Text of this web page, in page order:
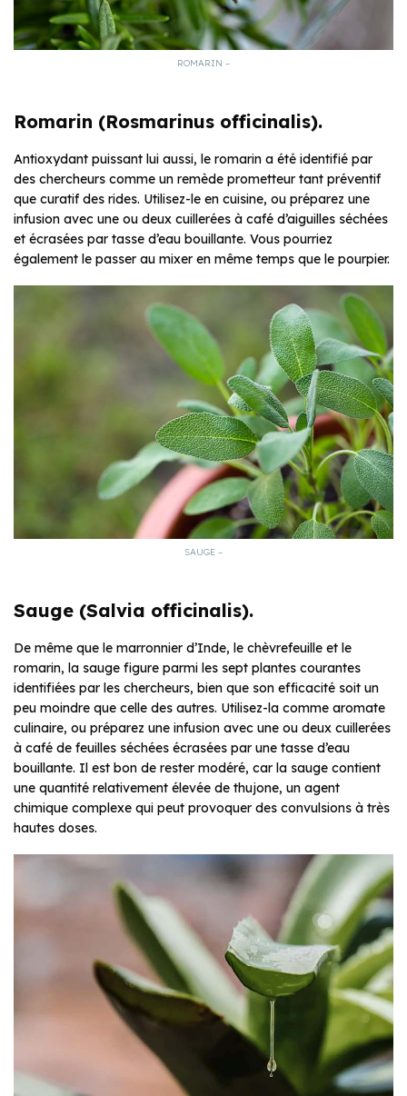
ROMARIN –
Romarin (Rosmarinus officinalis).
Antioxydant puissant lui aussi, le romarin a été identifié par
des chercheurs comme un remède prometteur tant préventif
que curatif des rides. Utilisez-le en cuisine, ou préparez une
infusion avec une ou deux cuillerées à café d’aiguilles séchées
et écrasées par tasse d’eau bouillante. Vous pourriez
également le passer au mixer en même temps que le pourpier.
SAUGE –
Sauge (Salvia officinalis).
De même que le marronnier d’Inde, le chèvrefeuille et le
romarin, la sauge figure parmi les sept plantes courantes
identifiées par les chercheurs, bien que son efficacité soit un
peu moindre que celle des autres. Utilisez-la comme aromate
culinaire, ou préparez une infusion avec une ou deux cuillerées
à café de feuilles séchées écrasées par une tasse d’eau
bouillante. Il est bon de rester modéré, car la sauge contient
une quantité relativement élevée de thujone, un agent
chimique complexe qui peut provoquer des convulsions à très
hautes doses.